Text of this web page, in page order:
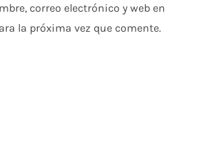
correo electrónico y web en
la próxima vez que comente.